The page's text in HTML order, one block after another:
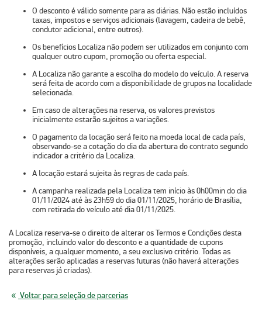
O desconto é válido somente para as diárias. Não estão incluídos
taxas, impostos e serviços adicionais (lavagem, cadeira de bebê,
condutor adicional, entre outros).
Os benefícios Localiza não podem ser utilizados em conjunto com
qualquer outro cupom, promoção ou oferta especial.
A Localiza não garante a escolha do modelo do veículo. A reserva
será feita de acordo com a disponibilidade de grupos na localidade
selecionada.
Em caso de alterações na reserva, os valores previstos
inicialmente estarão sujeitos a variações.
O pagamento da locação será feito na moeda local de cada país,
observando-se a cotação do dia da abertura do contrato segundo
indicador a critério da Localiza.
A locação estará sujeita às regras de cada país.
A campanha realizada pela Localiza tem início às 0h00min do dia
01/11/2024 até às 23h59 do dia 01/11/2025, horário de Brasília,
com retirada do veículo até dia 01/11/2025.
A Localiza reserva-se o direito de alterar os Termos e Condições desta
promoção, incluindo valor do desconto e a quantidade de cupons
disponíveis, a qualquer momento, a seu exclusivo critério. Todas as
alterações serão aplicadas a reservas futuras (não haverá alterações
para reservas já criadas).
Voltar para seleção de parcerias